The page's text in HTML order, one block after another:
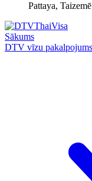
Pattaya, Taizemē
Sākums
DTV vīzu pakalpojums